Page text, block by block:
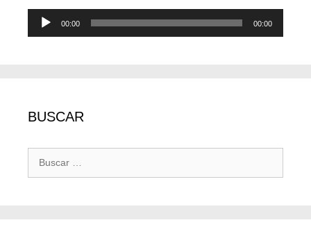
Reproductor
de
00:00 00:00
BUSCAR
Buscar: